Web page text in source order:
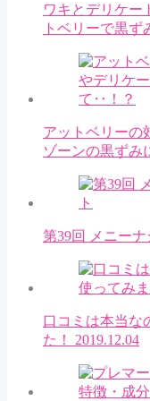
ワキとデリケー
トベリーで黒ず
アットベリーの
ゾーンの黒ずみ
第39回 メニー
口コミは本当な
た！ 2019.12.04